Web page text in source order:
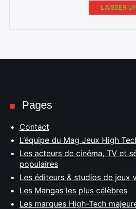
LAISSER
Pages
Contact
L’équipe du Mag Jeux High
Les acteurs de cinéma, TV et
populaires
Les éditeurs & studios de jeux
Les Mangas les plus célèbres
Les marques High-Tech